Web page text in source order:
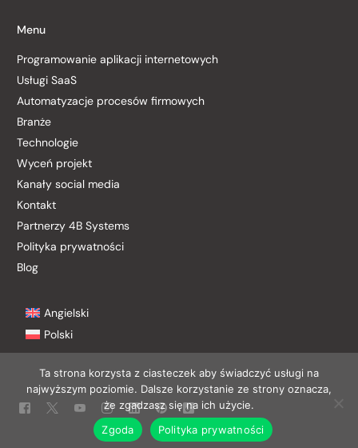
Menu
Programowanie aplikacji internetowych
Usługi SaaS
Automatyzacje procesów firmowych
Branże
Technologie
Wyceń projekt
Kanały social media
Kontakt
Partnerzy 4B Systems
Polityka prywatności
Blog
Angielski
Polski
Kontakt
Ta strona korzysta z ciasteczek aby świadczyć usługi na
najwyższym poziomie. Dalsze korzystanie ze strony oznacza,
że zgadzasz się na ich użycie.
Zgoda
Polityka prywatności